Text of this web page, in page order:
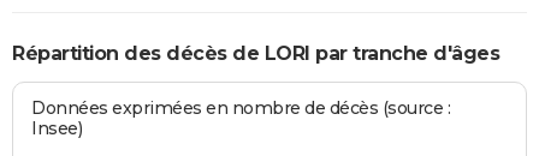
Répartition des décès de LORI par tranche d'âges
Données exprimées en nombre de décès (source :
Insee)